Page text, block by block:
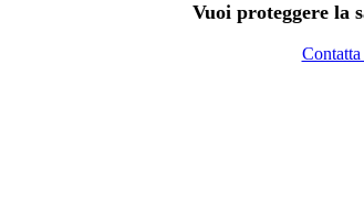
Vuoi proteggere la